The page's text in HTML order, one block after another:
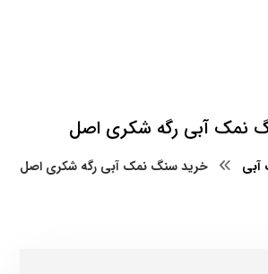
نمک آبی رگه شکری اصل
خرید سنگ نمک آبی رگه شکری اصل